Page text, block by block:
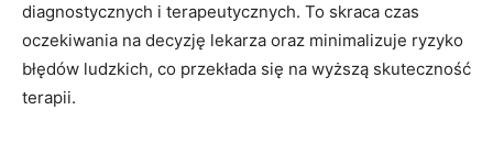
diagnostycznych i terapeutycznych. To skraca czas
oczekiwania na decyzję lekarza oraz minimalizuje ryzyko
błędów ludzkich, co przekłada się na wyższą skuteczność
terapii.